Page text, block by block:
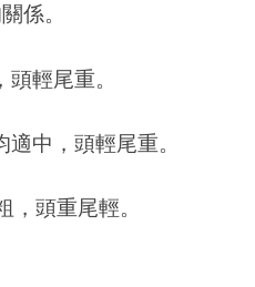
係。
輕尾重。
中，頭輕尾重。
，頭重尾輕。